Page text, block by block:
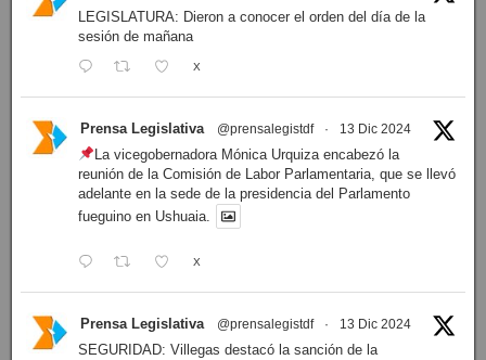
LEGISLATURA: Dieron a conocer el orden del día de la
sesión de mañana
X
Prensa Legislativa @prensalegistdf · 13 Dic 2024
La vicegobernadora Mónica Urquiza encabezó la
reunión de la Comisión de Labor Parlamentaria, que se llevó
adelante en la sede de la presidencia del Parlamento
fueguino en Ushuaia.
X
Prensa Legislativa @prensalegistdf · 13 Dic 2024
SEGURIDAD: Villegas destacó la sanción de la